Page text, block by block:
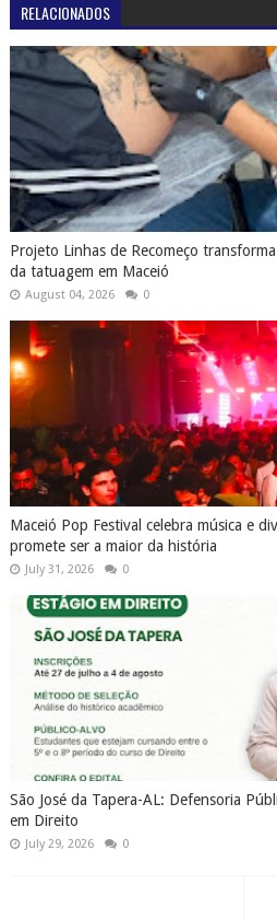
RELACIONADOS
Projeto Linhas de Recomeço
da tatuagem em Maceió
August 04, 2026 0
Maceió Pop Festival celebra música e
promete ser a maior da história
July 31, 2026 0
São José da Tapera-AL: Defensoria
em Direito
July 29, 2026 0